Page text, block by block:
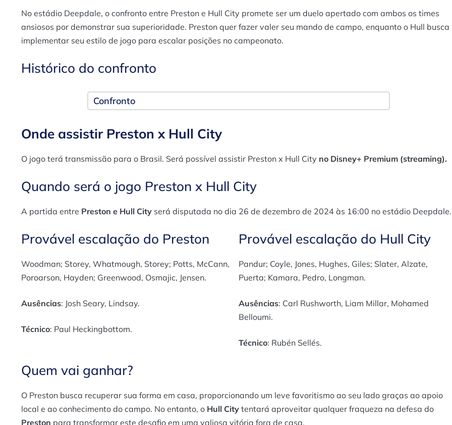
No estádio Deepdale, o confronto entre Preston e Hull City promete ser um duelo apertado com ambos os times
ansiosos por demonstrar sua superioridade. Preston quer fazer valer seu mando de campo, enquanto o Hull busca
implementar seu estilo de jogo para escalar posições no campeonato.
Histórico do confronto
Confronto
Onde assistir Preston x Hull City
O jogo terá transmissão para o Brasil. Será possível assistir Preston x Hull City no Disney+ Premium (streaming).
Quando será o jogo Preston x Hull City
A partida entre Preston e Hull City será disputada no dia 26 de dezembro de 2024 às 16:00 no estádio Deepdale.
Provável escalação do Preston
Woodman; Storey, Whatmough, Storey; Potts, McCann,
Poroarson, Hayden; Greenwood, Osmajic, Jensen.
Ausências: Josh Seary, Lindsay.
Técnico: Paul Heckingbottom.
Provável escalação do Hull City
Pandur; Coyle, Jones, Hughes, Giles; Slater, Alzate,
Puerta; Kamara, Pedro, Longman.
Ausências: Carl Rushworth, Liam Millar, Mohamed
Belloumi.
Técnico: Rubén Sellés.
Quem vai ganhar?
O Preston busca recuperar sua forma em casa, proporcionando um leve favoritismo ao seu lado graças ao apoio
local e ao conhecimento do campo. No entanto, o Hull City tentará aproveitar qualquer fraqueza na defesa do
Preston para transformar este desafio em uma valiosa vitória fora de casa.